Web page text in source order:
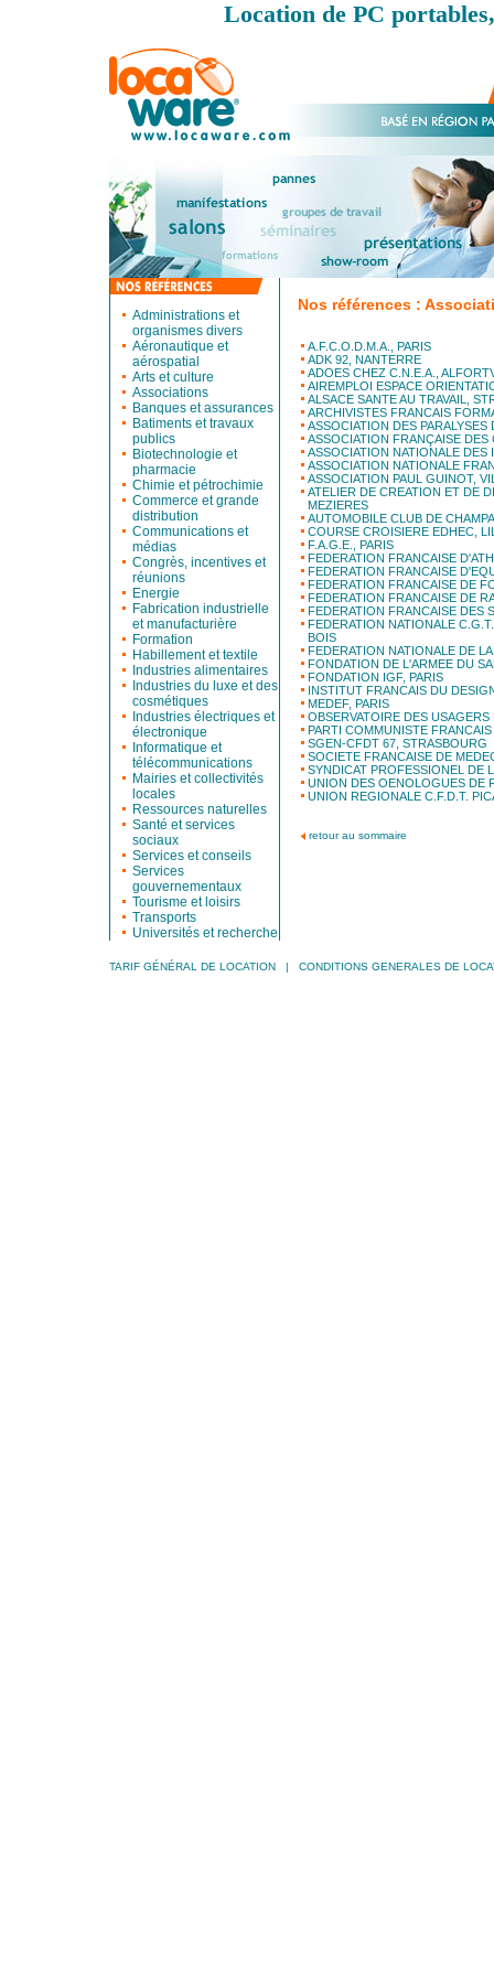
Location de PC
Administrations et
organismes divers
Aéronautique et
aérospatial
Arts et culture
Associations
Banques et assurances
Batiments et travaux
publics
Biotechnologie et
pharmacie
Chimie et pétrochimie
Commerce et grande
distribution
Communications et
médias
Congrès, incentives et
réunions
Energie
Fabrication industrielle
et manufacturière
Formation
Habillement et textile
Industries alimentaires
Industries du luxe et des
cosmétiques
Industries électriques et
électronique
Informatique et
télécommunications
Mairies et collectivités
locales
Ressources naturelles
Santé et services
sociaux
Services et conseils
Services
gouvernementaux
Tourisme et loisirs
Transports
Universités et recherche
Nos références :
A.F.C.O.D.M.A., PARIS
ADK 92, NANTERRE
ADOES CHEZ C.N.E.A.,
AIREMPLOI ESPACE
ALSACE SANTE AU TRAVAIL,
ARCHIVISTES FRANCAIS
ASSOCIATION DES PARALYSES
ASSOCIATION FRANÇAISE
ASSOCIATION NATIONALE DES
ASSOCIATION NATIONALE
ASSOCIATION PAUL GUINOT,
ATELIER DE CREATION ET DE
MEZIERES
AUTOMOBILE CLUB DE
COURSE CROISIERE EDHEC,
F.A.G.E., PARIS
FEDERATION FRANCAISE
FEDERATION FRANCAISE
FEDERATION FRANCAISE DE
FEDERATION FRANCAISE DE
FEDERATION FRANCAISE DES
FEDERATION NATIONALE
BOIS
FEDERATION NATIONALE DE
FONDATION DE L'ARMEE DU
FONDATION IGF, PARIS
INSTITUT FRANCAIS DU
MEDEF, PARIS
OBSERVATOIRE DES
PARTI COMMUNISTE
SGEN-CFDT 67, STRASBOURG
SOCIETE FRANCAISE DE
SYNDICAT PROFESSIONEL DE
UNION DES OENOLOGUES DE
UNION REGIONALE C.F.D.T.
retour au sommaire
TARIF GÉNÉRAL DE LOCATION| CONDITIONS GENERALES DE